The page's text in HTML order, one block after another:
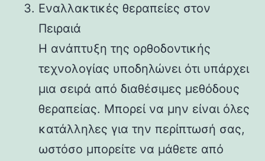
Εναλλακτικές θεραπείες στον
Πειραιά
Η ανάπτυξη της ορθοδοντικής
τεχνολογίας υποδηλώνει ότι υπάρχει
μια σειρά από διαθέσιμες μεθόδους
θεραπείας. Μπορεί να μην είναι όλες
κατάλληλες για την περίπτωσή σας,
ωστόσο μπορείτε να μάθετε από